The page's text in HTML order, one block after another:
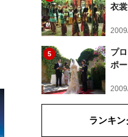
衣
5
プ
ポ
ランキ